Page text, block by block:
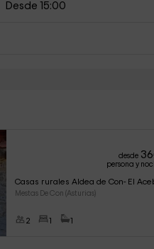
Desde 15:00
desde 36
persona y
Casas rurales Aldea de Con- El
Mestas De Con (Asturias)
2 1 1